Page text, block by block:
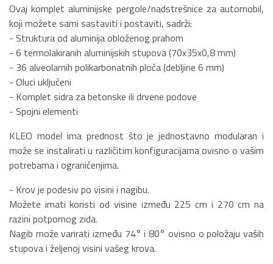
Ovaj komplet aluminijske pergole/nadstrešnice za automobil,
koji možete sami sastaviti i postaviti, sadrži:
- Struktura od aluminija obloženog prahom
- 6 termolakiranih aluminijskih stupova (70x35x0,8 mm)
- 36 alveolarnih polikarbonatnih ploča (debljine 6 mm)
- Oluci uključeni
- Komplet sidra za betonske ili drvene podove
- Spojni elementi
KLEO model ima prednost što je jednostavno modularan i
može se instalirati u različitim konfiguracijama ovisno o vašim
potrebama i ograničenjima.
- Krov je podesiv po visini i nagibu.
Možete imati koristi od visine između 225 cm i 270 cm na
razini potpornog zida.
Nagib može varirati između 74° i 80° ovisno o položaju vaših
stupova i željenoj visini vašeg krova.